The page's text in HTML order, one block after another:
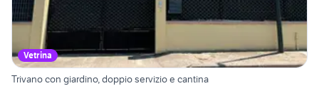
Vetrina
Trivano con giardino, doppio servizio e cantina